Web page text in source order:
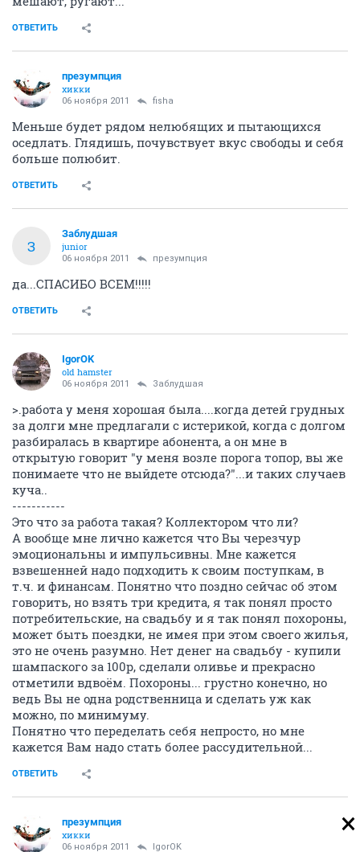
ОТВЕТИТЬ
презумпция
хикки
06 ноября 2011 fisha
Меньше будет рядом нелюбящих и пытающихся
оседлать. Глядишь, почувствует вкус свободы и себя
больше полюбит.
ОТВЕТИТЬ
З
Заблудшая
junior
06 ноября 2011 презумпция
да...СПАСИБО ВСЕМ!!!!!
ОТВЕТИТЬ
IgorOK
old hamster
06 ноября 2011 Заблудшая
>.работа у меня хорошая была....когда детей грудных
за долги мне предлагали с истерикой, когда с долгом
разбиралась в квартире абонента, а он мне в
открытую говорит "у меня возле порога топор, вы же
понимаете что не выйдете отсюда?"...и таких случаев
куча..
-----------
Это что за работа такая? Коллектором что ли?
А вообще мне лично кажется что Вы черезчур
эмоциональны и импульсивны. Мне кажется
взвешенней надо подходить к своим поступкам, в
т.ч. и финансам. Понятно что поздно сейчас об этом
говорить, но взять три кредита, я так понял просто
потребительские, на свадьбу и я так понял похороны,
может быть поездки, не имея при этом своего жилья,
это не очень разумно. Нет денег на свадьбу - купили
шампаского за 100р, сделали оливье и прекрасно
отметили вдвоём. Похороны... грустно конечно, но
ведь Вы не одна родственница и сделать уж как
можно, по минимуму.
Понятно что переделать себя непросто, но мне
кажется Вам надо стать более рассудительной...
ОТВЕТИТЬ
презумпция
хикки
06 ноября 2011 IgorOK